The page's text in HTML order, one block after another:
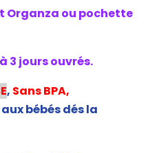
Organza ou pochette
3 jours ouvrés.
, Sans BPA,
bébés dés la